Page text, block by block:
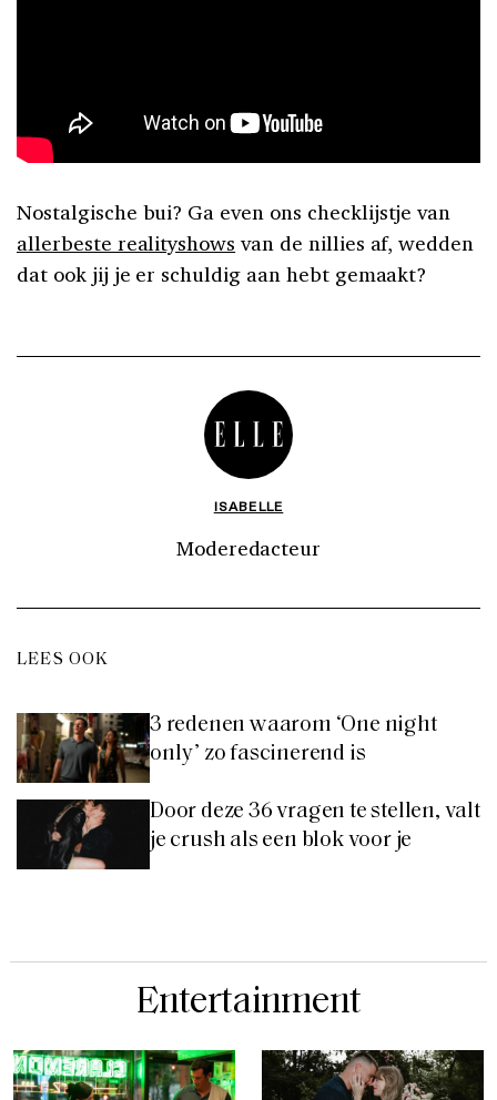
Nostalgische bui? Ga even ons checklijstje van
allerbeste realityshows van de nillies af, wedden
dat ook jij je er schuldig aan hebt gemaakt?
ISABELLE
Moderedacteur
LEES OOK
3 redenen waarom ‘One night
only’ zo fascinerend is
Door deze 36 vragen te stellen, valt
je crush als een blok voor je
Entertainment